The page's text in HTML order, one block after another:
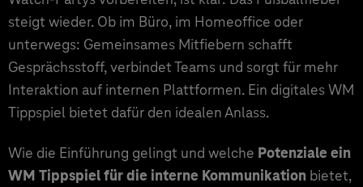
steigt wieder. Ob im Büro, im Homeoffice oder
unterwegs: Gemeinsames Mitfiebern schafft
Gesprächsstoff, verbindet Teams und sorgt für mehr
Interaktion auf internen Plattformen. Ein digitales WM
Tippspiel bietet dafür den idealen Anlass.
Wie die Einführung gelingt und welche Potenziale ein
WM Tippspiel für die interne Kommunikation bietet,